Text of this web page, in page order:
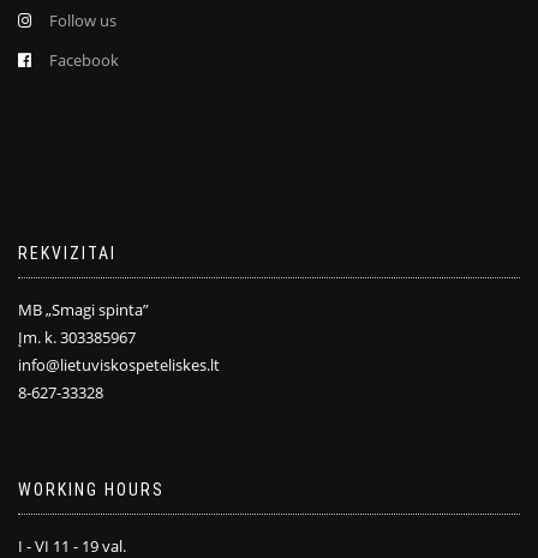
Follow us
Facebook
REKVIZITAI
MB „Smagi spinta”
Įm. k. 303385967
info@lietuviskospeteliskes.lt
8-627-33328
WORKING HOURS
I - VI 11 - 19 val.